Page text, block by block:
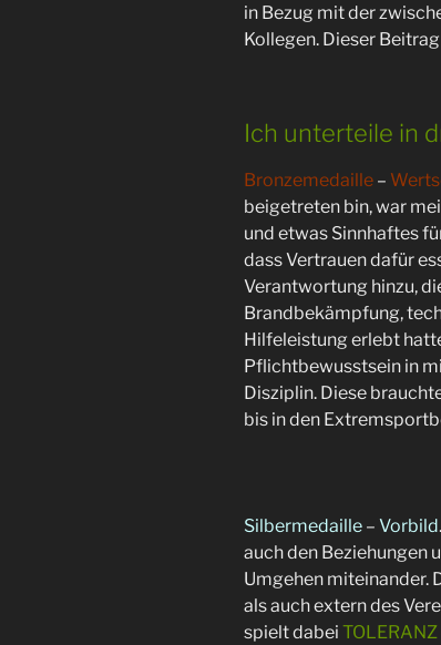
in Bezug mit der
Kollegen. Dieser
Ich unterteile in
Bronzemedaille –
beigetreten bin, war
und etwas Sinnhaftes
dass Vertrauen dafür
Verantwortung hinzu,
Brandbekämpfung,
Hilfeleistung erlebt
Pflichtbewusstsein in
Disziplin. Diese
bis in den
Silbermedaille – Vorbild
auch den Beziehungen
Umgehen miteinander.
als auch extern des
spielt dabei TOLERANZ